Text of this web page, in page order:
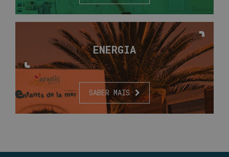
ENERGIA
SABER MAIS